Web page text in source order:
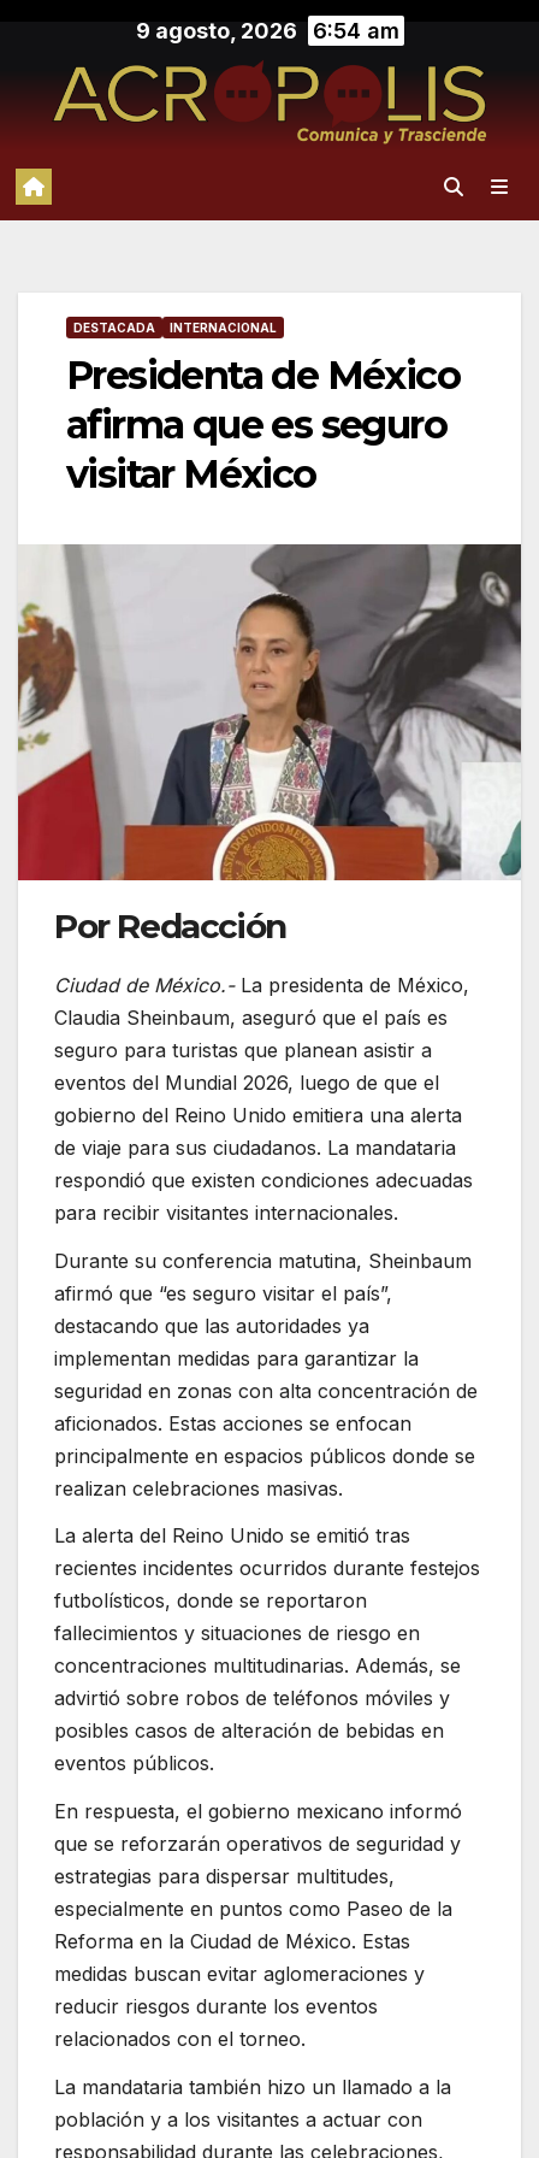
contenido
9 agosto, 2026 6:54 am
DESTACADA INTERNACIONAL
Presidenta de México
afirma que es seguro
visitar México
Por Redacción
Ciudad de México.-La presidenta de México,
Claudia Sheinbaum, aseguró que el país es
seguro para turistas que planean asistir a
eventos del Mundial 2026, luego de que el
gobierno del Reino Unido emitiera una alerta
de viaje para sus ciudadanos. La mandataria
respondió que existen condiciones adecuadas
para recibir visitantes internacionales.
Durante su conferencia matutina, Sheinbaum
afirmó que “es seguro visitar el país”,
destacando que las autoridades ya
implementan medidas para garantizar la
seguridad en zonas con alta concentración de
aficionados. Estas acciones se enfocan
principalmente en espacios públicos donde se
realizan celebraciones masivas.
La alerta del Reino Unido se emitió tras
recientes incidentes ocurridos durante festejos
futbolísticos, donde se reportaron
fallecimientos y situaciones de riesgo en
concentraciones multitudinarias. Además, se
advirtió sobre robos de teléfonos móviles y
posibles casos de alteración de bebidas en
eventos públicos.
En respuesta, el gobierno mexicano informó
que se reforzarán operativos de seguridad y
estrategias para dispersar multitudes,
especialmente en puntos como Paseo de la
Reforma en la Ciudad de México. Estas
medidas buscan evitar aglomeraciones y
reducir riesgos durante los eventos
relacionados con el torneo.
La mandataria también hizo un llamado a la
población y a los visitantes a actuar con
responsabilidad durante las celebraciones,